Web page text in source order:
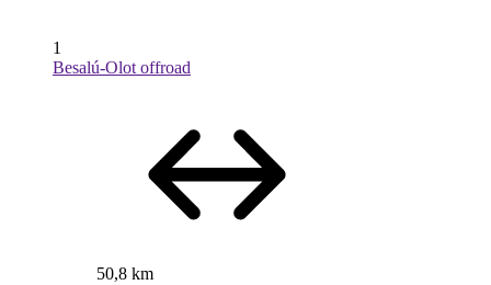
1
Besalú-Olot offroad
50,8 km